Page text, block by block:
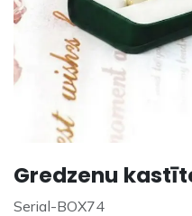
Gredzenu
Serial-BOX74